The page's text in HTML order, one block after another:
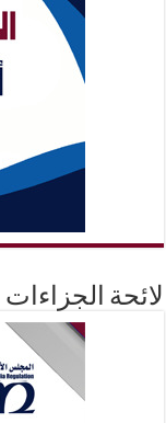
لائحة الجزاءات